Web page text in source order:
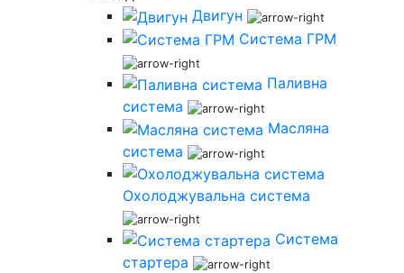
Двигун
Система ГРМ
Паливна
система
Масляна
система
Охолоджувальна система
Система
стартера